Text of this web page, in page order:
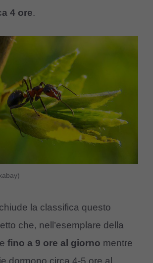
4 ore.
la classifica questo
che, nell’esemplare della
fino a 9 ore al giorno mentre
dormono circa 4-5 ore al